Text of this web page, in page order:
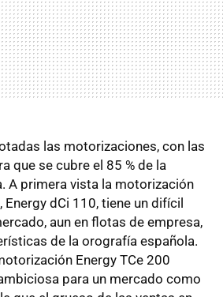
las motorizaciones, con las
que se cubre el 85 % de la
A primera vista la motorización
Energy dCi 110, tiene un difícil
aun en flotas de empresa,
de la orografía española.
Energy TCe 200
para un mercado como